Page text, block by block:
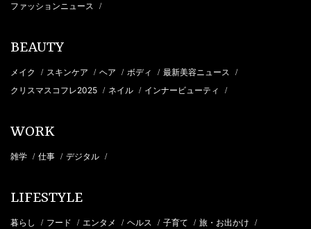
ファッションニュース /
BEAUTY
メイク / スキンケア / ヘア / ボディ / 最新美容ニュース /
クリスマスコフレ2025 / ネイル / インナービューティ /
WORK
雑学 / 仕事 / デジタル /
LIFESTYLE
暮らし / フード / エンタメ / ヘルス / 子育て / 旅・お出かけ /